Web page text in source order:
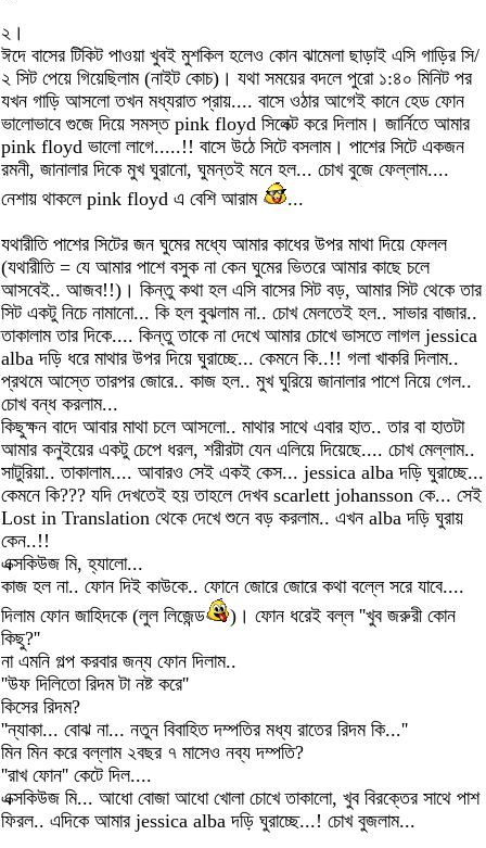
২।
ঈদে বাসের টিকিট পাওয়া খুবই মুশকিল হলেও কোন ঝামেলা ছাড়াই এসি গাড়ির সি/
২ সিট পেয়ে গিয়েছিলাম (নাইট কোচ)। যথা সময়ের বদলে পুরো ১:৪০ মিনিট পর
যখন গাড়ি আসলো তখন মধ্যরাত প্রায়.... বাসে ওঠার আগেই কানে হেড ফোন
ভালোভাবে গুজে দিয়ে সমস্ত pink floyd সিলেক্ট করে দিলাম। জার্নিতে আমার
pink floyd ভালো লাগে.....!! বাসে উঠে সিটে বসলাম। পাশের সিটে একজন
রমনী, জানালার দিকে মুখ ঘুরানো, ঘুমন্তই মনে হল... চোখ বুজে ফেল্লাম....
নেশায় থাকলে pink floyd এ বেশি আরাম
...
যথারীতি পাশের সিটের জন ঘুমের মধ্যে আমার কাধের উপর মাথা দিয়ে ফেলল
(যথারীতি = যে আমার পাশে বসুক না কেন ঘুমের ভিতরে আমার কাছে চলে
আসবেই.. আজব!!)। কিন্তু কথা হল এসি বাসের সিট বড়, আমার সিট থেকে তার
সিট একটু নিচে নামানো... কি হল বুঝলাম না.. চোখ মেলতেই হল.. সাভার বাজার..
তাকালাম তার দিকে.... কিন্তু তাকে না দেখে আমার চোখে ভাসতে লাগল jessica
alba দড়ি ধরে মাথার উপর দিয়ে ঘুরাচ্ছে... কেমনে কি..!! গলা খাকরি দিলাম..
প্রথমে আস্তে তারপর জোরে.. কাজ হল.. মুখ ঘুরিয়ে জানালার পাশে নিয়ে গেল..
চোখ বন্ধ করলাম...
কিছুক্ষন বাদে আবার মাথা চলে আসলো.. মাথার সাথে এবার হাত.. তার বা হাতটা
আমার কনুইয়ের একটু চেপে ধরল, শরীরটা যেন এলিয়ে দিয়েছে.... চোখ মেল্লাম..
সাটুরিয়া.. তাকালাম.... আবারও সেই একই কেস... jessica alba দড়ি ঘুরাচ্ছে...
কেমনে কি??? যদি দেখতেই হয় তাহলে দেখব scarlett johansson কে... সেই
Lost in Translation থেকে দেখে শুনে বড় করলাম.. এখন alba দড়ি ঘুরায়
কেন..!!
এক্সকিউজ মি, হ্যালো...
কাজ হল না.. ফোন দিই কাউকে.. ফোনে জোরে জোরে কথা বল্লে সরে যাবে....
দিলাম ফোন জাহিদকে (লুল লিজেন্ড
)। ফোন ধরেই বল্ল ''খুব জরুরী কোন
কিছু?''
না এমনি গল্প করবার জন্য ফোন দিলাম..
''উফ দিলিতো রিদম টা নষ্ট করে''
কিসের রিদম?
''ন্যাকা... বোঝ না... নতুন বিবাহিত দম্পতির মধ্য রাতের রিদম কি...''
মিন মিন করে বল্লাম ২বছর ৭ মাসেও নব্য দম্পতি?
''রাখ ফোন'' কেটে দিল....
এক্সকিউজ মি... আধো বোজা আধো খোলা চোখে তাকালো, খুব বিরক্তের সাথে পাশ
ফিরল.. এদিকে আমার jessica alba দড়ি ঘুরাচ্ছে...! চোখ বুজলাম...